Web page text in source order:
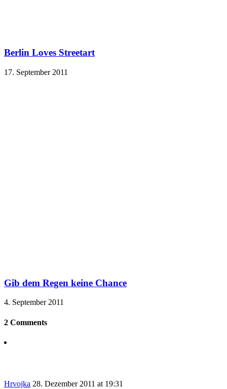
Berlin Loves Streetart
17. September 2011
Gib dem Regen keine Chance
4. September 2011
2 Comments
Hrvojka 28. Dezember 2011 at 19:31